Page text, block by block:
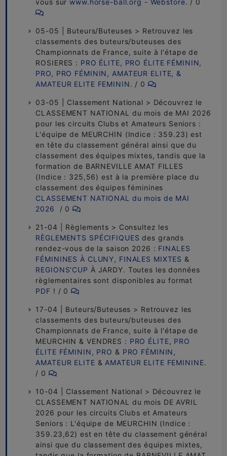
vous surwww.horse-ball.org - Webstore. / 0
05-05 | Buteurs/Buteuses > Retrouvez les
classements des buteurs/buteuses des
Championnats de France, suite à l'étape de
ROSIERES : PRO ÉLITE, PRO ÉLITE FÉMININ,
PRO, PRO FÉMININ, AMATEUR ELITE, &
AMATEUR ELITE FEMININ. / 0
03-05 | Classement National > Découvrez le
CLASSEMENT NATIONAL du mois de MAI 2026
pour les circuits Clubs et Amateurs Seniors :
L'équipe de MEURCHIN (Indice : 359.23) est
en tête du classement général ainsi que du
classement des équipes mixtes, tandis que la
formation de BARNEVILLE AMAT FILLES
(Indice : 325,56) est à la première place du
classement des équipes féminines
CLASSEMENT NATIONAL du mois de MAI
2026
/ 0
21-04 | Règlements > Consultez les
RÈGLEMENTS SPÉCIFIQUES des grands
rendez-vous de la saison 2026 : FINALES
FÉMININES À CLUNY, FINALES MIXTES &
REGIONS'CUP À JARDY. Toutes les données
règlementaires sont disponibles au format
PDF ! / 0
17-04 | Buteurs/Buteuses > Retrouvez les
classements des buteurs/buteuses des
Championnats de France, suite à l'étape de
MEURCHIN & VENDRES : PRO ÉLITE, PRO
ÉLITE FÉMININ , PRO & PRO FÉMININ,
AMATEUR ELITE & AMATEUR ELITE FEMININE.
/ 0
10-04 | Classement National > Découvrez le
CLASSEMENT NATIONAL du mois DE AVRIL
2026 pour les circuits Clubs et Amateurs
Seniors : L'équipe de MEURCHIN (Indice :
359.23,62) est en tête du classement général
ainsi que du classement des équipes mixtes,